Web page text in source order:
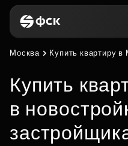
Москва Купить квартиру
Купить
в